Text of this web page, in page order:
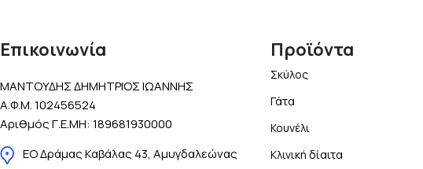
Επικοινωνία
ΜΑΝΤΟΥΔΗΣ ΔΗΜΗΤΡΙΟΣ ΙΩΑΝΝΗΣ
Α.Φ.Μ. 102456524
Αριθμός Γ.Ε.ΜΗ: 189681930000
ΕΟ Δράμας Καβάλας 43, Αμυγδαλεώνας
Προϊόντα
Σκύλος
Γάτα
Κουνέλι
Κλινική δίαιτα